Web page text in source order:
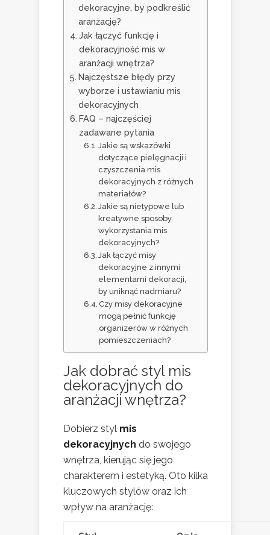
dekoracyjne, by podkreślić
aranżację?
Jak łączyć funkcję i
dekoracyjność mis w
aranżacji wnętrza?
Najczęstsze błędy przy
wyborze i ustawianiu mis
dekoracyjnych
FAQ – najczęściej
zadawane pytania
Jakie są wskazówki
dotyczące pielęgnacji i
czyszczenia mis
dekoracyjnych z różnych
materiałów?
Jakie są nietypowe lub
kreatywne sposoby
wykorzystania mis
dekoracyjnych?
Jak łączyć misy
dekoracyjne z innymi
elementami dekoracji,
by uniknąć nadmiaru?
Czy misy dekoracyjne
mogą pełnić funkcję
organizerów w różnych
pomieszczeniach?
Jak dobrać styl mis
dekoracyjnych do
aranżacji wnętrza?
Dobierz styl mis
dekoracyjnych do swojego
wnętrza, kierując się jego
charakterem i estetyką. Oto kilka
kluczowych stylów oraz ich
wpływ na aranżację: